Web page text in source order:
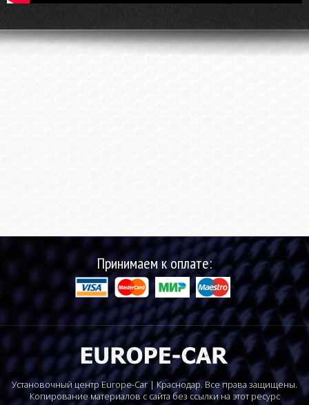
Принимаем к оплате:
Установочный центр Europe-Car | Краснодар. Все права защищены.
Копирование материалов с сайта без ссылки на этот ресурс